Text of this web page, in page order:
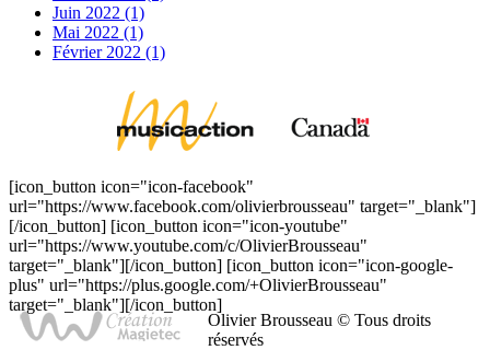
Juin 2022 (1)
Mai 2022 (1)
Février 2022 (1)
[icon_button icon="icon-facebook"
url="https://www.facebook.com/olivierbrousseau" target="_blank"]
[/icon_button] [icon_button icon="icon-youtube"
url="https://www.youtube.com/c/OlivierBrousseau"
target="_blank"][/icon_button] [icon_button icon="icon-google-
plus" url="https://plus.google.com/+OlivierBrousseau"
target="_blank"][/icon_button]
Olivier Brousseau © Tous droits
réservés